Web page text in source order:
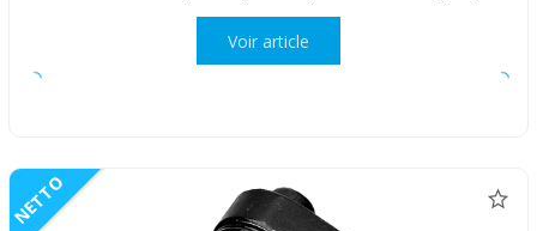
Voir article
NETTO